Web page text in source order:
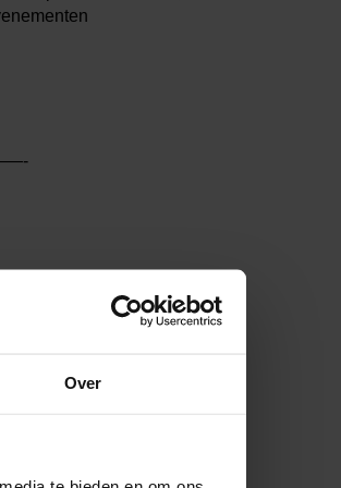
Over
te zetten? Mail
de Nationale